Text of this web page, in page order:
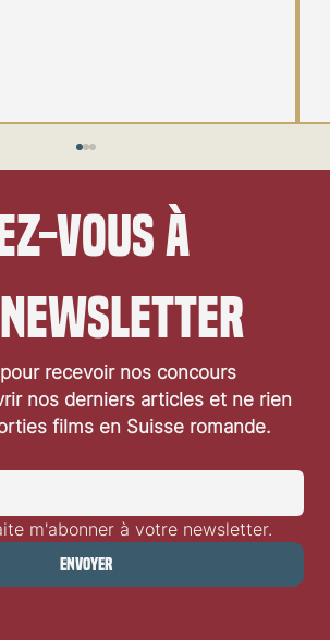
vous à
recevoir nos concours
nos derniers articles et ne rien
films en Suisse romande.
m'abonner à votre newsletter.
Envoyer